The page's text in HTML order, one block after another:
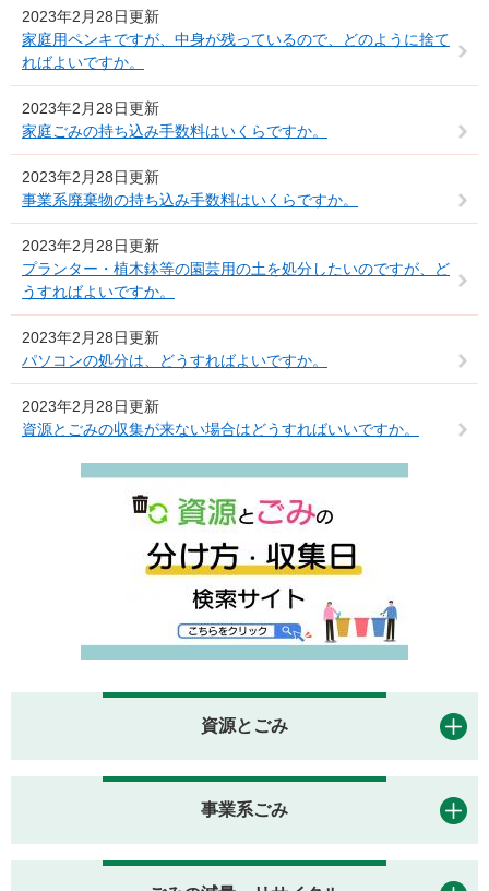
2023年2月28日更新
家庭用ペンキですが、中身が残っているので、どのように捨て
ればよいですか。
2023年2月28日更新
家庭ごみの持ち込み手数料はいくらですか。
2023年2月28日更新
事業系廃棄物の持ち込み手数料はいくらですか。
2023年2月28日更新
プランター・植木鉢等の園芸用の土を処分したいのですが、ど
うすればよいですか。
2023年2月28日更新
パソコンの処分は、どうすればよいですか。
2023年2月28日更新
資源とごみの収集が来ない場合はどうすればいいですか。
資源とごみ
事業系ごみ